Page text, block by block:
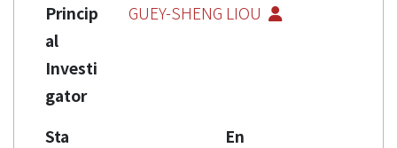
Princip
al
Investi
gator
GUEY-SHENG LIOU
Sta
En